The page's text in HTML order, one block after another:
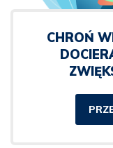
CHROŃ